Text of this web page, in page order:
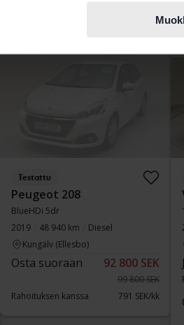
Testattu
Peugeot 208
BlueHDi 5dr
2019
48 940 km
Diesel
Kungälv (Ellesbo)
Osta suoraan 92 800 SEK
99 800 SEK
Rahoituksen kanssa
791 SEK/kk